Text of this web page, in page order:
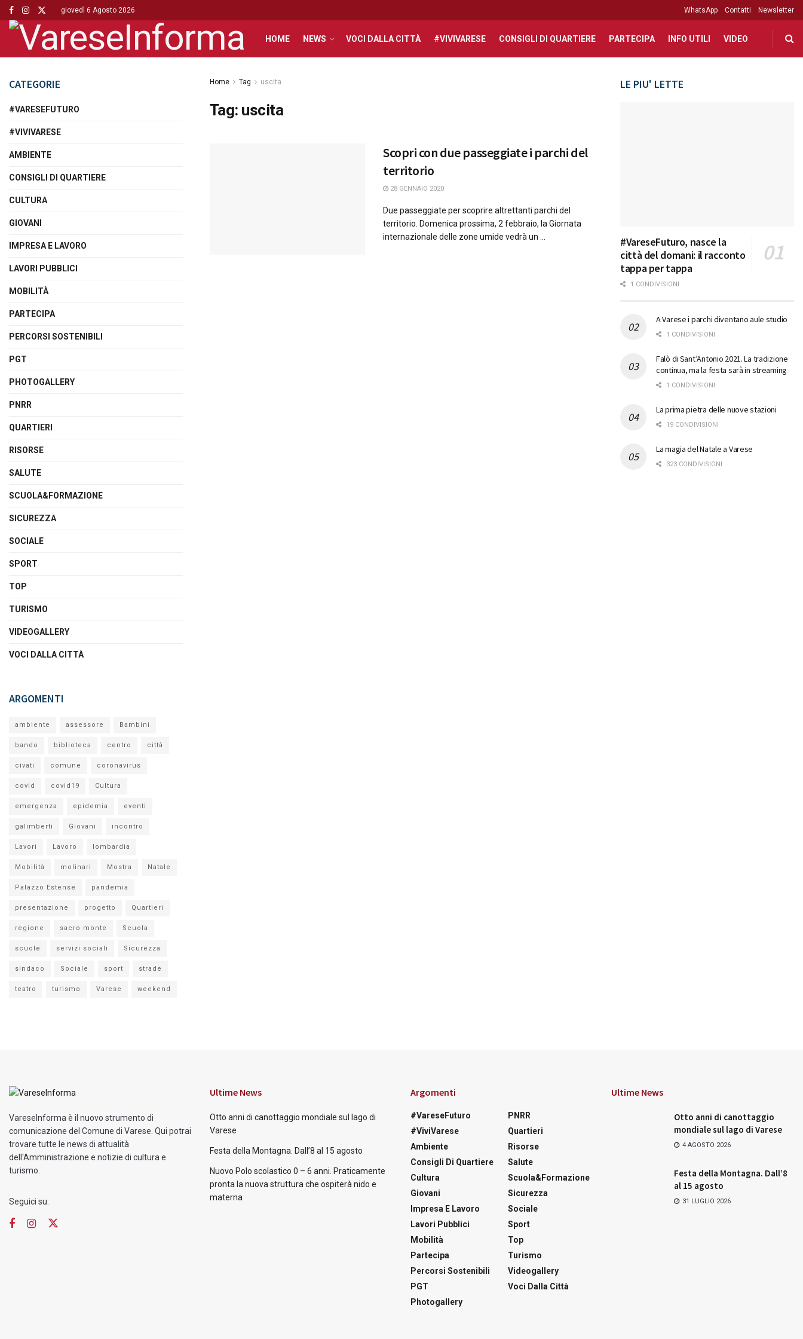
giovedì 6 Agosto 2026 WhatsApp Contatti Newsletter
HOME NEWS VOCI DALLA CITTÀ #VIVIVARESE CONSIGLI DI QUARTIERE PARTECIPA INFO UTILI VIDEO
Home Tag uscita
Tag: uscita
Scopri con due passeggiate i parchi del
territorio
28 GENNAIO 2020
Due passeggiate per scoprire altrettanti parchi del
territorio. Domenica prossima, 2 febbraio, la Giornata
internazionale delle zone umide vedrà un ...
CATEGORIE
#VARESEFUTURO
#VIVIVARESE
AMBIENTE
CONSIGLI DI QUARTIERE
CULTURA
GIOVANI
IMPRESA E LAVORO
LAVORI PUBBLICI
MOBILITÀ
PARTECIPA
PERCORSI SOSTENIBILI
PGT
PHOTOGALLERY
PNRR
QUARTIERI
RISORSE
SALUTE
SCUOLA&FORMAZIONE
SICUREZZA
SOCIALE
SPORT
TOP
TURISMO
VIDEOGALLERY
VOCI DALLA CITTÀ
ARGOMENTI
ambiente assessore Bambini
bando biblioteca centro città
civati comune coronavirus
covid covid19 Cultura
emergenza epidemia eventi
galimberti Giovani incontro
Lavori Lavoro lombardia
Mobilità molinari Mostra Natale
Palazzo Estense pandemia
presentazione progetto Quartieri
regione sacro monte Scuola
scuole servizi sociali Sicurezza
sindaco Sociale sport strade
teatro turismo Varese weekend
LE PIU' LETTE
#VareseFuturo, nasce la
città del domani: il racconto
tappa per tappa
1 CONDIVISIONI
A Varese i parchi diventano aule studio
1 CONDIVISIONI
Falò di Sant’Antonio 2021. La tradizione
continua, ma la festa sarà in streaming
1 CONDIVISIONI
La prima pietra delle nuove stazioni
19 CONDIVISIONI
La magia del Natale a Varese
323 CONDIVISIONI
VareseInforma è il nuovo strumento di
comunicazione del Comune di Varese. Qui potrai
trovare tutte le news di attualità
dell'Amministrazione e notizie di cultura e
turismo.
Seguici su:
Ultime News
Otto anni di canottaggio mondiale sul lago di
Varese
Festa della Montagna. Dall’8 al 15 agosto
Nuovo Polo scolastico 0 – 6 anni. Praticamente
pronta la nuova struttura che ospiterà nido e
materna
Argomenti
#VareseFuturo
#ViviVarese
Ambiente
Consigli Di Quartiere
Cultura
Giovani
Impresa E Lavoro
Lavori Pubblici
Mobilità
Partecipa
Percorsi Sostenibili
PGT
Photogallery
PNRR
Quartieri
Risorse
Salute
Scuola&Formazione
Sicurezza
Sociale
Sport
Top
Turismo
Videogallery
Voci Dalla Città
Ultime News
Otto anni di canottaggio
mondiale sul lago di Varese
4 AGOSTO 2026
Festa della Montagna. Dall’8
al 15 agosto
31 LUGLIO 2026